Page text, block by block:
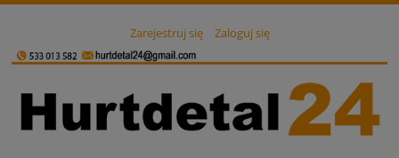
Zarejestruj się Zaloguj się